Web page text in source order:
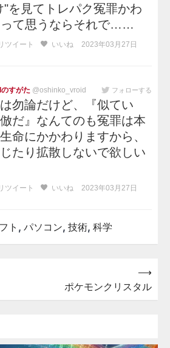
"を見てトレパク冤罪かわ
て思うならそれで……
リツイート いいね
2023年03月27日
すがた @oshinko_vroid フォローする
勿論だけど、『似てい
だ』なんてのも冤罪は本
命にかかわりますから、
たり拡散しないで欲しい
リツイート いいね
2023年03月27日
ト , パソコン, 技術, 科学
ポケモンクリスタル
⟶